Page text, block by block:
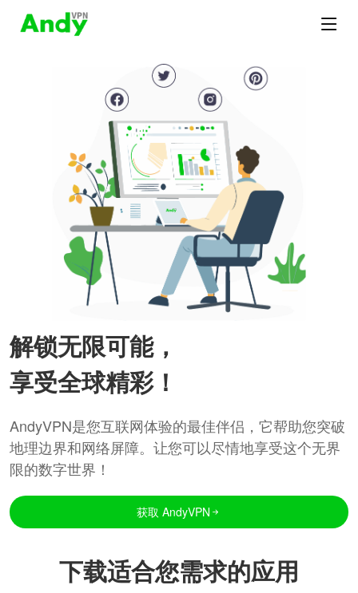
解锁无限可能，
享受全球精彩！
AndyVPN是您互联网体验的最佳伴侣，它帮助您突破
地理边界和网络屏障。让您可以尽情地享受这个无界
限的数字世界！
获取 AndyVPN
下载适合您需求的应用